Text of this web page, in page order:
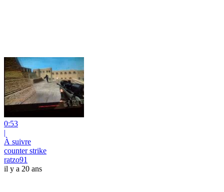
0:53
|
À suivre
counter strike
ratzo91
il y a 20 ans